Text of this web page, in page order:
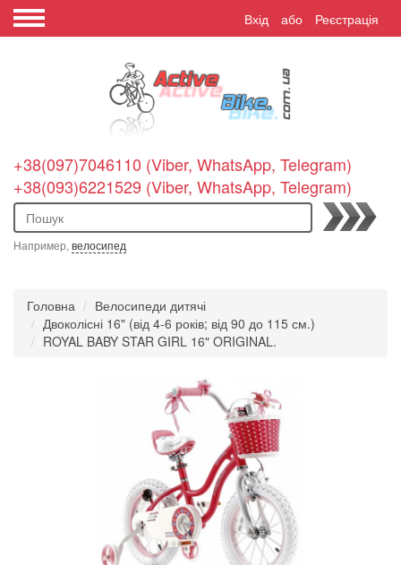
Вхід або Реєстрація
+38(097)7046110 (Viber, WhatsApp, Telegram)
+38(093)6221529 (Viber, WhatsApp, Telegram)
Пошук
Например, велосипед
Головна
Велосипеди дитячі
Двоколісні 16" (від 4-6 років; від 90 до 115 см.)
ROYAL BABY STAR GIRL 16" ORIGINAL.